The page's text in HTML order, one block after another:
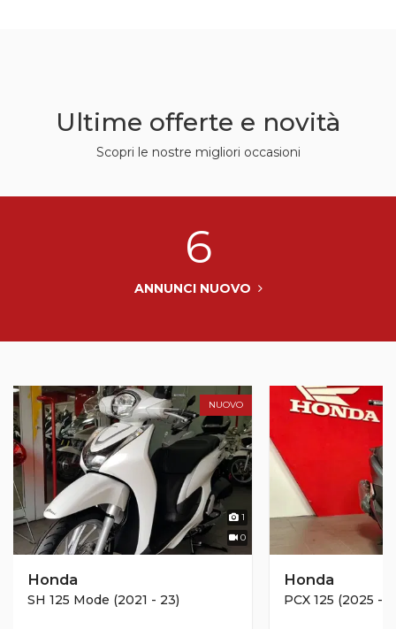
Ultime offerte e novità
Scopri le nostre migliori occasioni
6
ANNUNCI NUOVO
NUOVO
1
0
Honda
SH 125 Mode (2021 - 23)
Honda
PCX 125 (2025 -